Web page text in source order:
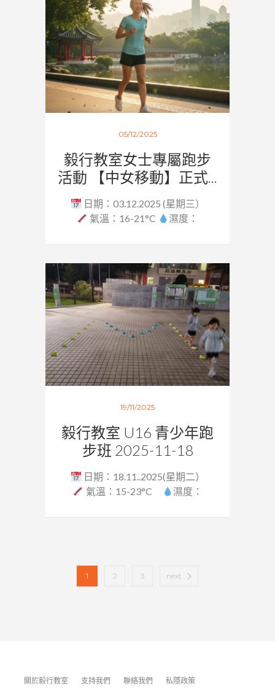
05/12/2025
毅行教室女士專屬跑步
活動 【中女移動】正式...
日期：03.12.2025 (星期三）
氣溫：16-21°C
濕度：
19/11/2025
毅行教室 U16 青少年跑
步班 2025-11-18
日期：18.11..2025(星期二）
氣溫：15-23°C
濕度：
1 2 3 next
關於毅行教室 支持我們 聯絡我們 私隱政策